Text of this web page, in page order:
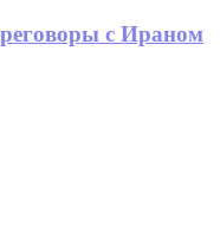
с Ираном